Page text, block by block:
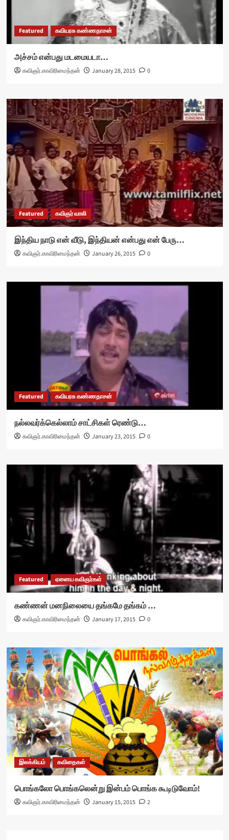
Featured கவியரசு கண்ணதாசன்
அச்சம் என்பது மடமையடா…
கவிஞர்.காவிரிமைந்தன் January 28, 2015 0
Featured கவிஞர் வாலி
இந்திய நாடு என் வீடு, இந்தியன் என்பது என் பேரு…
கவிஞர்.காவிரிமைந்தன் January 26, 2015 0
Featured கவியரசு கண்ணதாசன்
நல்லவர்க்கெல்லாம் சாட்சிகள் ரெண்டு…
கவிஞர்.காவிரிமைந்தன் January 23, 2015 0
Featured ஏனைய கவிஞர்கள்
கண்ணன் மனநிலையை தங்கமே தங்கம் …
கவிஞர்.காவிரிமைந்தன் January 17, 2015 0
இலக்கியம் கவிதைகள்
பொங்கலோ பொங்கலென்று இன்பம் பொங்க கூடிடுவோம்!
கவிஞர்.காவிரிமைந்தன் January 15, 2015 2